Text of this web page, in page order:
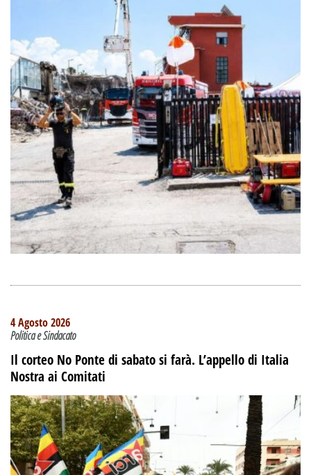
4 Agosto 2026
Politica e Sindacato
Il corteo No Ponte di sabato si farà. L’appello di Italia
Nostra ai Comitati